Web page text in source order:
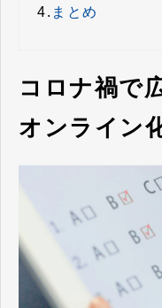
4. まとめ
コロナ禍で
オンライン